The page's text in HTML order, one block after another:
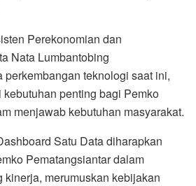
Perekonomian dan
Nata Lumbantobing
perkembangan teknologi saat ini,
penting bagi Pemko
menjawab kebutuhan masyarakat.
Satu Data diharapkan
Pematangsiantar dalam
kinerja, merumuskan kebijakan